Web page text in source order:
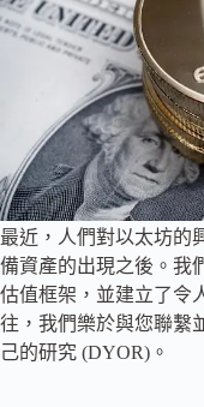
最近，人們對以太坊的
備資產的出現之後。我
估值框架，並建立了令
往，我們樂於與您聯繫
己的研究 (DYOR)。